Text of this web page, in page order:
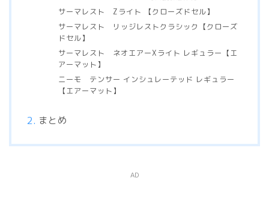
サーマレスト Zライト 【クローズドセル】
サーマレスト リッジレストクラシック【クローズ
ドセル】
サーマレスト ネオエアーXライト レギュラー【エ
アーマット】
ニーモ テンサー インシュレーテッド レギュラー
【エアーマット】
まとめ
AD